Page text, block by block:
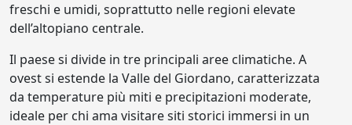
freschi e umidi, soprattutto nelle regioni elevate
dell’altopiano centrale.
Il paese si divide in tre principali aree climatiche. A
ovest si estende la Valle del Giordano, caratterizzata
da temperature più miti e precipitazioni moderate,
ideale per chi ama visitare siti storici immersi in un